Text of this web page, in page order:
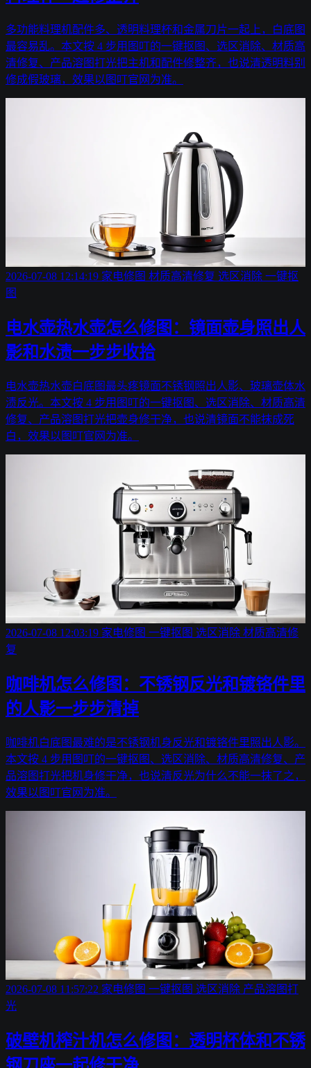
多功能料理机配件多、透明料理杯和金属刀片一起上，白底图
最容易乱。本文按 4 步用图叮的一键抠图、选区消除、材质高
清修复、产品溶图打光把主机和配件修整齐，也说清透明料别
修成假玻璃，效果以图叮官网为准。
2026-07-08 12:14:19 家电修图 材质高清修复 选区消除 一键抠
图
电水壶热水壶怎么修图：镜面壶身照出人
影和水渍一步步收拾
电水壶热水壶白底图最头疼镜面不锈钢照出人影、玻璃壶体水
渍反光。本文按 4 步用图叮的一键抠图、选区消除、材质高清
修复、产品溶图打光把壶身修干净，也说清镜面不能抹成死
白，效果以图叮官网为准。
2026-07-08 12:03:19 家电修图 一键抠图 选区消除 材质高清修
复
咖啡机怎么修图：不锈钢反光和镀铬件里
的人影一步步清掉
咖啡机白底图最难的是不锈钢机身反光和镀铬件里照出人影。
本文按 4 步用图叮的一键抠图、选区消除、材质高清修复、产
品溶图打光把机身修干净，也说清反光为什么不能一抹了之，
效果以图叮官网为准。
2026-07-08 11:57:22 家电修图 一键抠图 选区消除 产品溶图打
光
破壁机榨汁机怎么修图：透明杯体和不锈